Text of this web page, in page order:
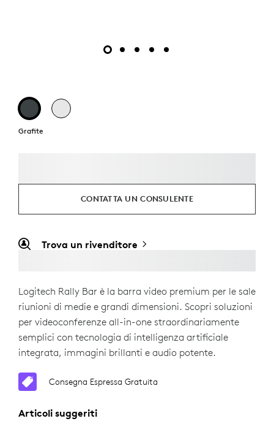
Grafite
CONTATTA UN CONSULENTE
Trova un rivenditore
Logitech Rally Bar è la barra video premium per le sale
riunioni di medie e grandi dimensioni. Scopri soluzioni
per videoconferenze all-in-one straordinariamente
semplici con tecnologia di intelligenza artificiale
integrata, immagini brillanti e audio potente.
Consegna Espressa Gratuita
Articoli suggeriti